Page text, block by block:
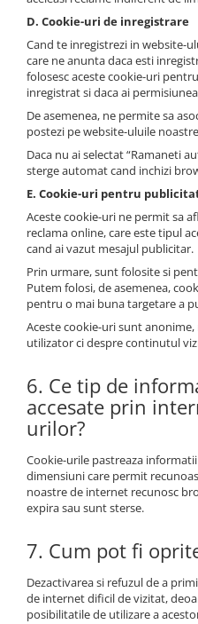
D. Cookie-uri de inregistrare
Cand te inregistrezi in website-
care ne anunta daca esti
folosesc aceste cookie-uri
inregistrat si daca ai
De asemenea, ne permite sa
postezi pe website-uluile
Daca nu ai selectat “Ramaneti
sterge automat cand inchizi
E. Cookie-uri pentru
Aceste cookie-uri ne permit sa
reclama online, care este tipul
cand ai vazut mesajul publicitar.
Prin urmare, sunt folosite si
Putem folosi, de asemenea,
pentru o mai buna targetare a
Aceste cookie-uri sunt
utilizator ci despre continutul
6. Ce tip de
accesate prin
urilor?
Cookie-urile pastreaza
dimensiuni care permit
noastre de internet recunosc
expira sau sunt sterse.
7. Cum pot fi
Dezactivarea si refuzul de a
de internet dificil de vizitat,
posibilitatile de utilizare a